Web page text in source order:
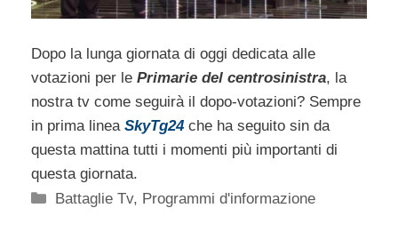
Dopo la lunga giornata di oggi dedicata alle
votazioni per le Primarie del centrosinistra, la
nostra tv come seguirà il dopo-votazioni? Sempre
in prima linea SkyTg24 che ha seguito sin da
questa mattina tutti i momenti più importanti di
questa giornata.
Categorie
Battaglie Tv, Programmi d'informazione